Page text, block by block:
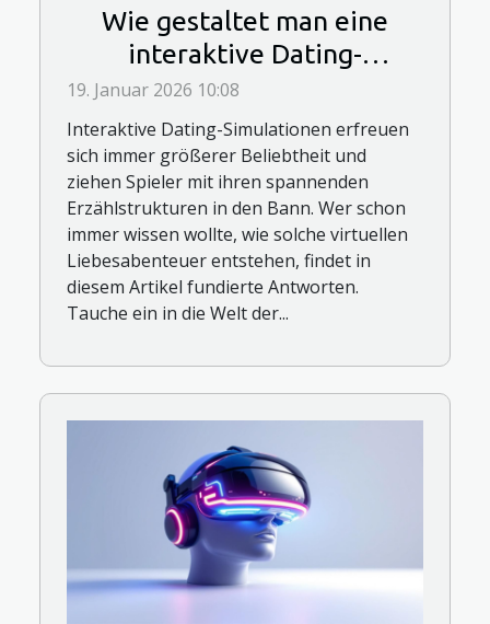
Wie gestaltet man eine
interaktive Dating-
Simulation?
19. Januar 2026 10:08
Interaktive Dating-Simulationen erfreuen
sich immer größerer Beliebtheit und
ziehen Spieler mit ihren spannenden
Erzählstrukturen in den Bann. Wer schon
immer wissen wollte, wie solche virtuellen
Liebesabenteuer entstehen, findet in
diesem Artikel fundierte Antworten.
Tauche ein in die Welt der...